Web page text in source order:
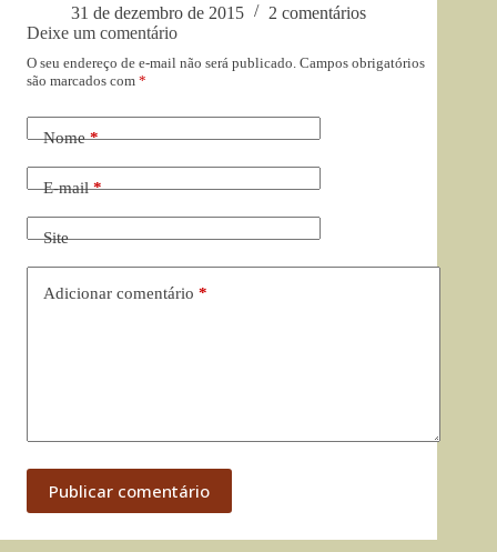
31 de dezembro de 2015
2 comentários
Deixe um comentário
O seu endereço de e-mail não será publicado. Campos obrigatórios
são marcados com *
Nome*
E-mail*
Site
Adicionar comentário *
Publicar comentário